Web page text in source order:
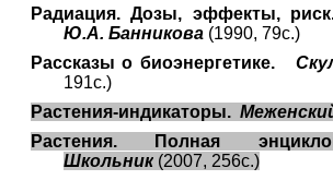
Радиация. Дозы, эффекты,
Ю.А. Банникова (1990, 79с.)
Рассказы о биоэнергетике.
191с.)
Растения-индикаторы.
Растения. Полная
Школьник (2007, 256с.)